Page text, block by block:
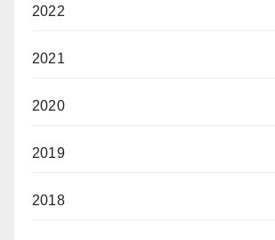
2022
2021
2020
2019
2018